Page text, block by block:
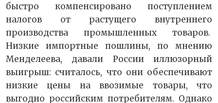
быстро компенсировано поступлением
налогов от растущего внутреннего
производства промышленных товаров.
Низкие импортные пошлины, по мнению
Менделеева, давали России иллюзорный
выигрыш: считалось, что они обеспечивают
низкие цены на ввозимые товары, что
выгодно российским потребителям. Однако